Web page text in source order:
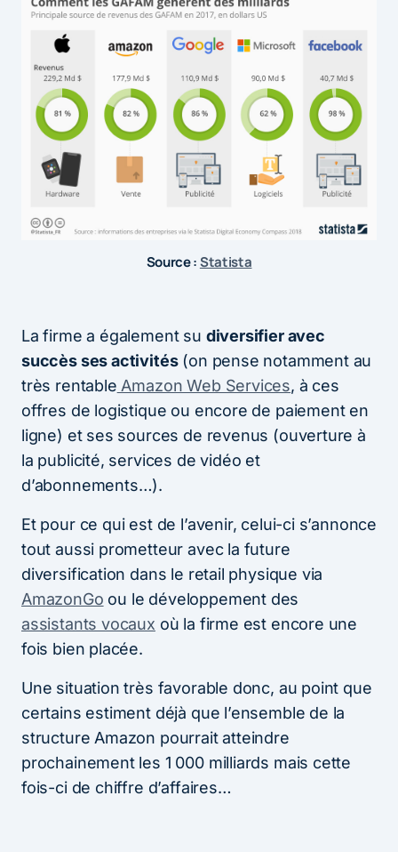
Source :Statista
La firme a également su diversifier avec
succès ses activités(on pense notamment au
très rentable Amazon Web Services, à ces
offres de logistique ou encore de paiement en
ligne) et ses sources de revenus (ouverture à
la publicité, services de vidéo et
d’abonnements…).
Et pour ce qui est de l’avenir, celui-ci s’annonce
tout aussi prometteur avec la future
diversification dans le retail physique via
AmazonGo ou le développement des
assistants vocaux où la firme est encore une
fois bien placée.
Une situation très favorable donc, au point que
certains estiment déjà que l’ensemble de la
structure Amazon pourrait atteindre
prochainement les 1 000 milliards mais cette
fois-ci de chiffre d’affaires…